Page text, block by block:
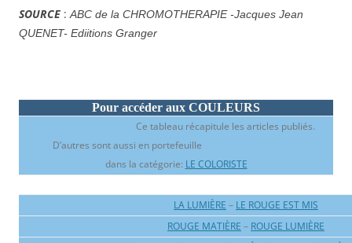
SOURCE :ABC de la CHROMOTHERAPIE -Jacques Jean
QUENET- Ediitions Granger
Pour accéder aux COULEURS
Ce tableau récapitule les articles publiés.
D’autres sont aussi en portefeuille
dans la catégorie: LE COLORISTE
LA LUMIÈRE – LE ROUGE EST MIS
ROUGE MATIÈRE – ROUGE LUMIÈRE